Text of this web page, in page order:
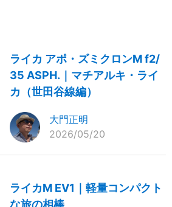
ライカ アポ・ズミクロンM f2/
35 ASPH.｜マチアルキ・ライ
カ（世田谷線編）
大門正明
2026/05/20
ライカM EV1｜軽量コンパクト
な旅の相棒